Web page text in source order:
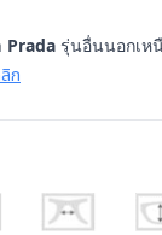
Prada รุ่นอื่นนอกเห
ก